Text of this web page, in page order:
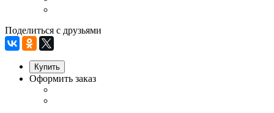
Поделиться с друзьями
Купить
Оформить заказ